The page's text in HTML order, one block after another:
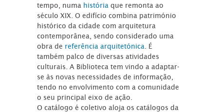
tempo, numa história que remonta ao
século XIX. O edifício combina património
histórico da cidade com arquitetura
contemporânea, sendo considerado uma
obra de referência arquitetónica . É
também palco de diversas atividades
culturais. A Biblioteca tem vindo a adaptar-
se às novas necessidades de informação,
tendo no envolvimento com a comunidade
o seu principal eixo de ação.
O catálogo é coletivo aloja os catálogos da